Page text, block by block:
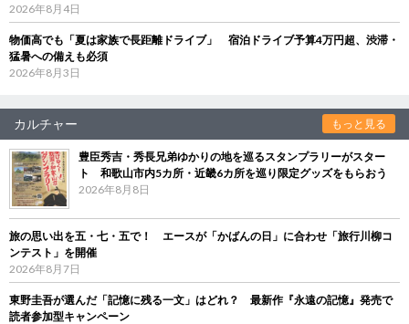
2026年8月4日
物価高でも「夏は家族で長距離ドライブ」 宿泊ドライブ予算4万円超、渋滞・
猛暑への備えも必須
2026年8月3日
カルチャー もっと見る
豊臣秀吉・秀長兄弟ゆかりの地を巡るスタンプラリーがスター
ト 和歌山市内5カ所・近畿6カ所を巡り限定グッズをもらおう
2026年8月8日
旅の思い出を五・七・五で！ エースが「かばんの日」に合わせ「旅行川柳コ
ンテスト」を開催
2026年8月7日
東野圭吾が選んだ「記憶に残る一文」はどれ？ 最新作『永遠の記憶』発売で
読者参加型キャンペーン